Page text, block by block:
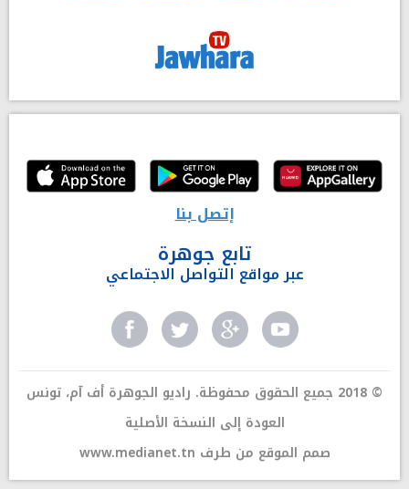
إتصل بنا
تابع جوهرة
عبر مواقع التواصل الاجتماعي
© 2018 جميع الحقوق محفوظة. راديو الجوهرة أف آم، تونس
العودة إلى النسخة الأصلية
www.medianet.tn صمم الموقع من طرف